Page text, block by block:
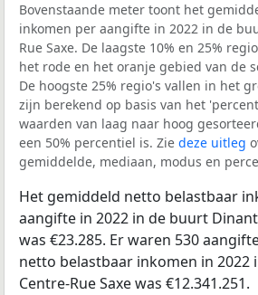
Bovenstaande meter toont het
inkomen per aangifte in 2022 in de
Rue Saxe. De laagste 10% en 25%
het rode en het oranje gebied van de
De hoogste 25% regio's vallen in het
zijn berekend op basis van het
waarden van laag naar hoog
een 50% percentiel is. Zie deze uitleg
gemiddelde, mediaan, modus en
Het gemiddeld netto belastbaar
aangifte in 2022 in de buurt
was €23.285. Er waren 530
netto belastbaar inkomen in 2022
Centre-Rue Saxe was €12.341.251.